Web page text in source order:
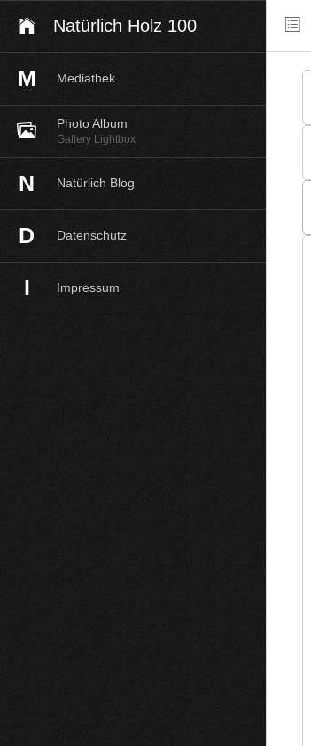
Natürlich Holz 100
M Mediathek
Photo Album
Gallery Lightbox
N Natürlich Blog
D Datenschutz
I Impressum